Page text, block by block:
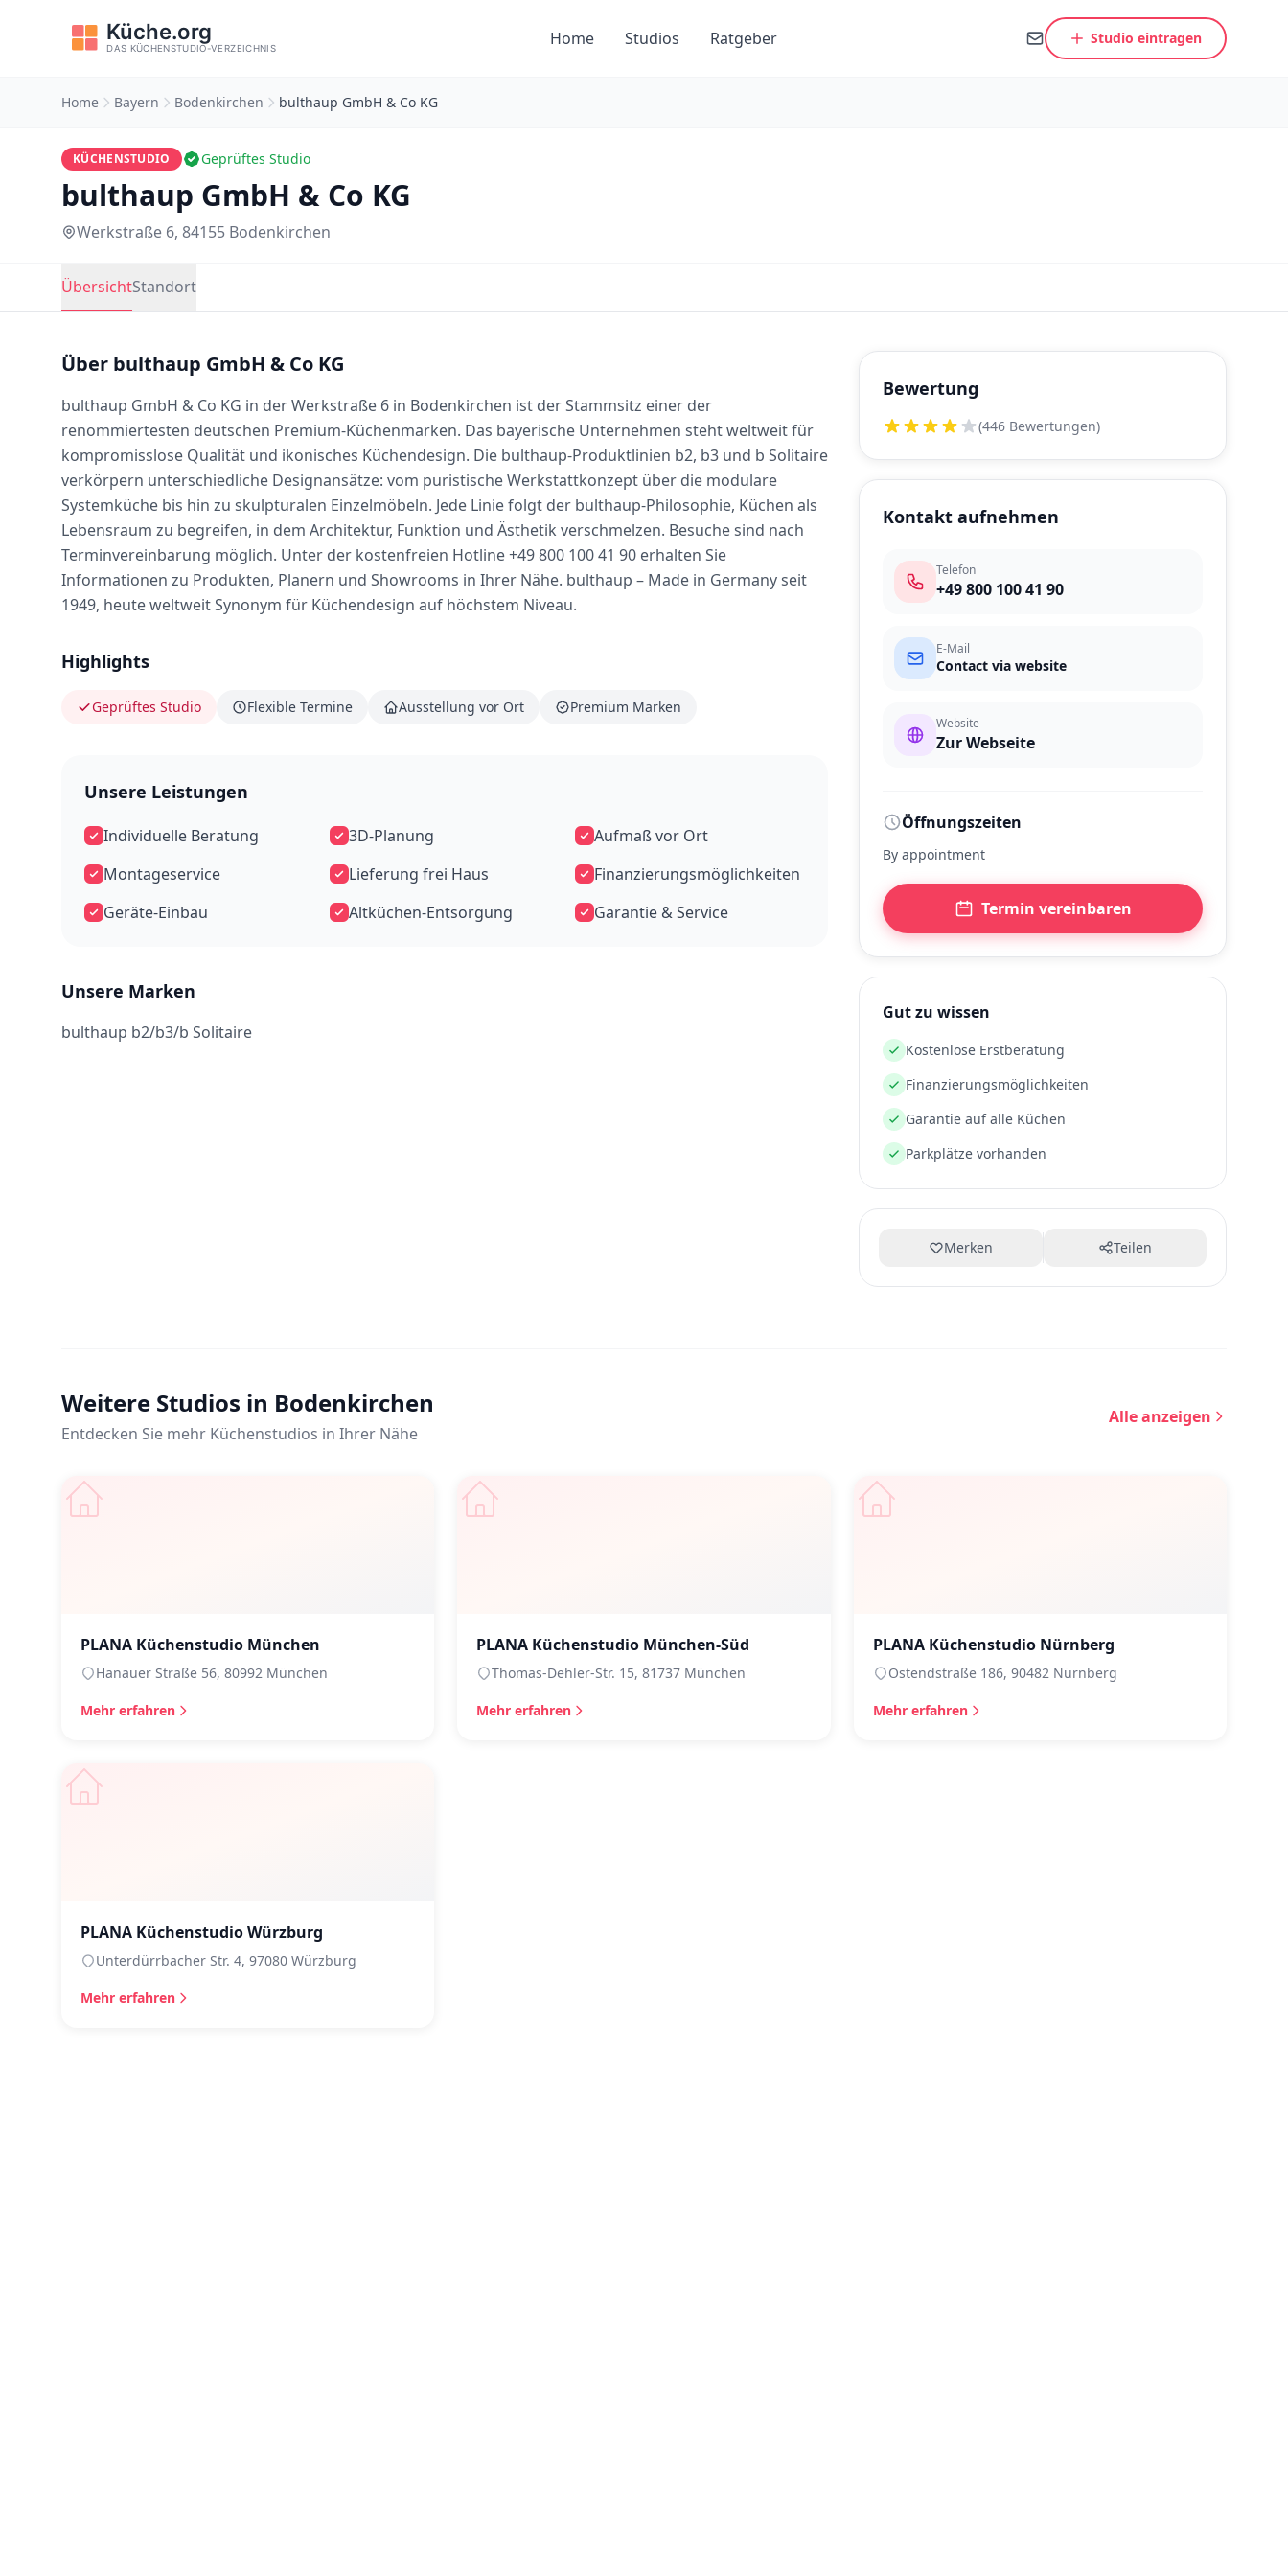
Home Studios Ratgeber Studio eintragen
Home Bayern Bodenkirchen bulthaup GmbH & Co KG
KÜCHENSTUDIO Geprüftes Studio
bulthaup GmbH & Co KG
Werkstraße 6, 84155 Bodenkirchen
ÜbersichtStandort
Über bulthaup GmbH & Co KG
bulthaup GmbH & Co KG in der Werkstraße 6 in Bodenkirchen ist der Stammsitz einer der
renommiertesten deutschen Premium-Küchenmarken. Das bayerische Unternehmen steht weltweit für
kompromisslose Qualität und ikonisches Küchendesign. Die bulthaup-Produktlinien b2, b3 und b Solitaire
verkörpern unterschiedliche Designansätze: vom puristische Werkstattkonzept über die modulare
Systemküche bis hin zu skulpturalen Einzelmöbeln. Jede Linie folgt der bulthaup-Philosophie, Küchen als
Lebensraum zu begreifen, in dem Architektur, Funktion und Ästhetik verschmelzen. Besuche sind nach
Terminvereinbarung möglich. Unter der kostenfreien Hotline +49 800 100 41 90 erhalten Sie
Informationen zu Produkten, Planern und Showrooms in Ihrer Nähe. bulthaup – Made in Germany seit
1949, heute weltweit Synonym für Küchendesign auf höchstem Niveau.
Highlights
Geprüftes Studio Flexible Termine Ausstellung vor Ort Premium Marken
Unsere Leistungen
Individuelle Beratung 3D-Planung
Aufmaß vor Ort
Montageservice
Lieferung frei Haus
Finanzierungsmöglichkeiten
Geräte-Einbau
Altküchen-Entsorgung Garantie & Service
Unsere Marken
bulthaup b2/b3/b Solitaire
Bewertung
(446 Bewertungen)
Kontakt aufnehmen
Telefon
+49 800 100 41 90
E-Mail
Contact via website
Website
Zur Webseite
Öffnungszeiten
By appointment
Termin vereinbaren
Gut zu wissen
Kostenlose Erstberatung
Finanzierungsmöglichkeiten
Garantie auf alle Küchen
Parkplätze vorhanden
Merken Teilen
Weitere Studios in Bodenkirchen
Entdecken Sie mehr Küchenstudios in Ihrer Nähe
Alle anzeigen
PLANA Küchenstudio München
Hanauer Straße 56, 80992 München
Mehr erfahren
PLANA Küchenstudio München-Süd
Thomas-Dehler-Str. 15, 81737 München
Mehr erfahren
PLANA Küchenstudio Nürnberg
Ostendstraße 186, 90482 Nürnberg
Mehr erfahren
PLANA Küchenstudio Würzburg
Unterdürrbacher Str. 4, 97080 Würzburg
Mehr erfahren